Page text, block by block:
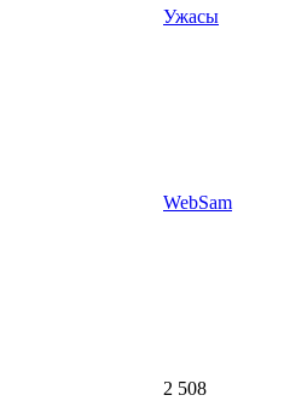
Ужасы
WebSam
2 508